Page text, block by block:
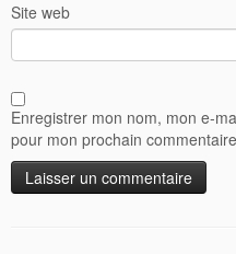
Site web
Enregistrer mon nom, mon e-
pour mon prochain